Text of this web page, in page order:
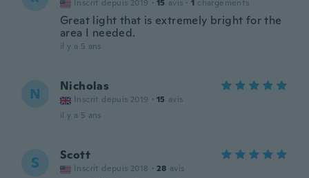
Inscrit depuis 2019 · 15 avis · 1 chargements
Great light that is extremely bright for the
area I needed.
il y a 5 ans
N Nicholas
Inscrit depuis 2019 · 15 avis
il y a 5 ans
S Scott
Inscrit depuis 2018 · 28 avis